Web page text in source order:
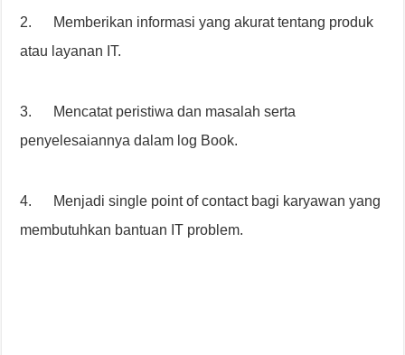
2. Memberikan informasi yang akurat tentang produk
atau layanan IT.
3. Mencatat peristiwa dan masalah serta
penyelesaiannya dalam log Book.
4. Menjadi single point of contact bagi karyawan yang
membutuhkan bantuan IT problem.